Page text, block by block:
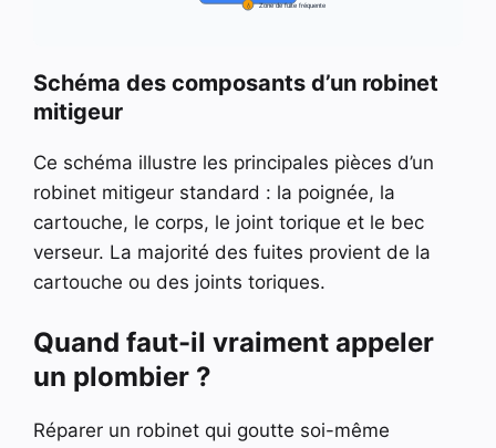
💧 Zone de fuite fréquente
Schéma des composants d’un robinet
mitigeur
Ce schéma illustre les principales pièces d’un
robinet mitigeur standard : la poignée, la
cartouche, le corps, le joint torique et le bec
verseur. La majorité des fuites provient de la
cartouche ou des joints toriques.
Quand faut-il vraiment appeler
un plombier ?
Réparer un robinet qui goutte soi-même